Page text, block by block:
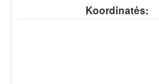
Koordinatės: